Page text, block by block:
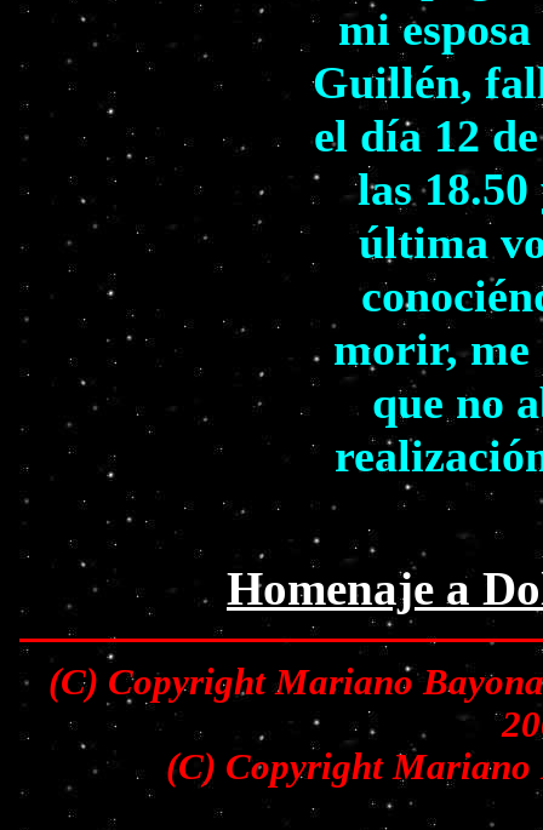
mi
Guillén,
el día 12
las
última
morir, me
que no
Homenaje a
(C) Copyright Mariano
(C) Copyright Mariano